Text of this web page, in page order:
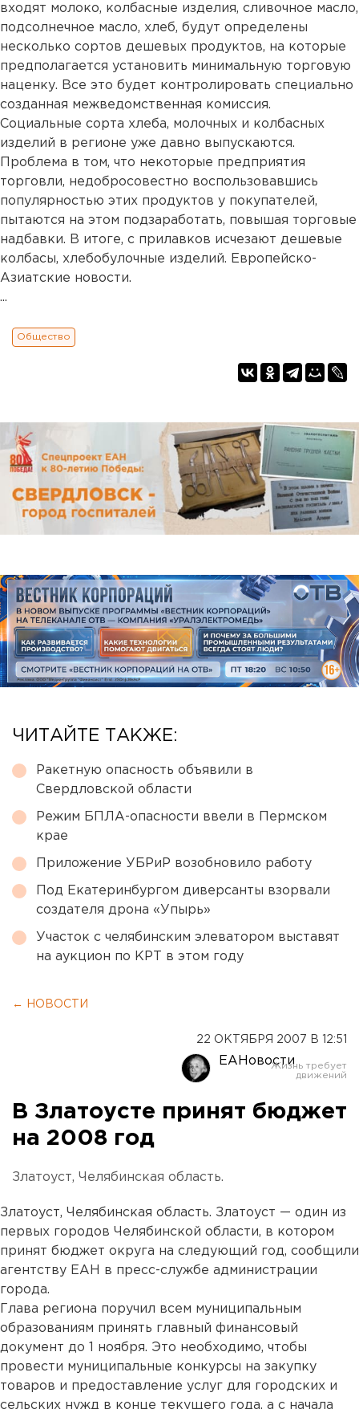
входят молоко, колбасные изделия, сливочное масло,
подсолнечное масло, хлеб, будут определены
несколько сортов дешевых продуктов, на которые
предполагается установить минимальную торговую
наценку. Все это будет контролировать специально
созданная межведомственная комиссия.
Социальные сорта хлеба, молочных и колбасных
изделий в регионе уже давно выпускаются.
Проблема в том, что некоторые предприятия
торговли, недобросовестно воспользовавшись
популярностью этих продуктов у покупателей,
пытаются на этом подзаработать, повышая торговые
надбавки. В итоге, с прилавков исчезают дешевые
колбасы, хлебобулочные изделий. Европейско-
Азиатские новости.
...
Общество
ЧИТАЙТЕ ТАКЖЕ:
Ракетную опасность объявили в
Свердловской области
Режим БПЛА-опасности ввели в Пермском
крае
Приложение УБРиР возобновило работу
Под Екатеринбургом диверсанты взорвали
создателя дрона «Упырь»
Участок с челябинским элеватором выставят
на аукцион по КРТ в этом году
← НОВОСТИ
22 ОКТЯБРЯ 2007 В 12:51
ЕАНовости
В Златоусте принят бюджет
на 2008 год
Златоуст, Челябинская область.
Златоуст, Челябинская область. Златоуст — один из
первых городов Челябинской области, в котором
принят бюджет округа на следующий год, сообщили
агентству ЕАН в пресс-службе администрации
города.
Глава региона поручил всем муниципальным
образованиям принять главный финансовый
документ до 1 ноября. Это необходимо, чтобы
провести муниципальные конкурсы на закупку
товаров и предоставление услуг для городских и
сельских нужд в конце текущего года, а с начала